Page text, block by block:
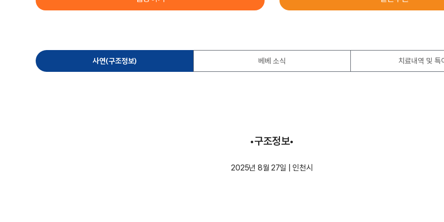
사연(구조정보) 베베 소식 치료내역 및 특
•구조정보•
2025년 8월 27일 | 인천시